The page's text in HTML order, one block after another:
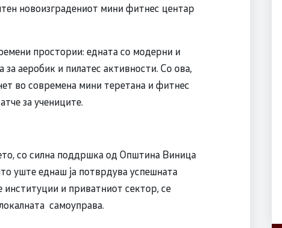
новоизградениот мини фитнес центар
простории: едната со модерни и
аеробик и пилатес активности. Со ова,
во современа мини теретана и фитнес
за учениците.
со силна поддршка од Општина Виница
уште еднаш ја потврдува успешната
институции и приватниот сектор, се
самоуправа.